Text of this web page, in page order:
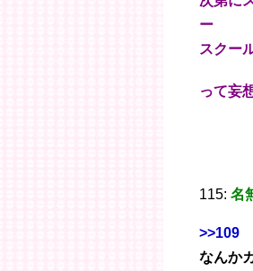
ー
スクー
って妄
115: 名
>>109
なんか